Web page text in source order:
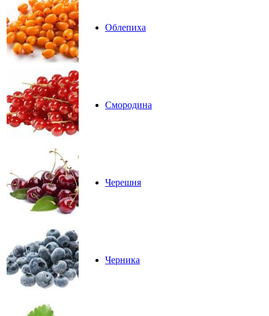
Облепиха
Смородина
Черешня
Черника